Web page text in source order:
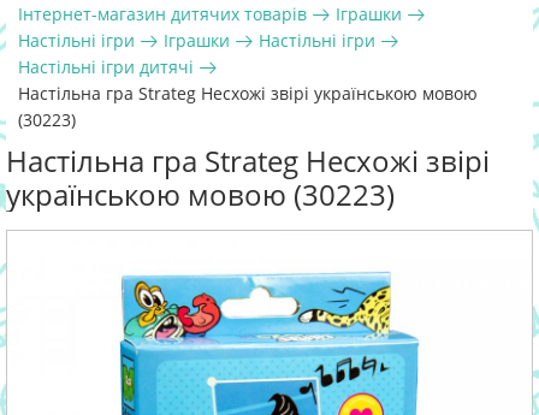
Інтернет-магазин дитячих товарів
Іграшки
Настільні ігри
Іграшки
Настільні ігри
Настільні ігри дитячі
Настільна гра Strateg Несхожі звірі українською мовою
(30223)
Настільна гра Strateg Несхожі звірі
українською мовою (30223)